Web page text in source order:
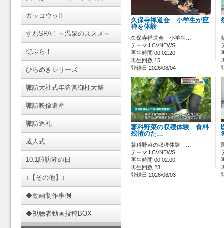
ガッコウゥ!!
すわSPA！～温泉のススメ～
街ぶら！
ひらめきシリーズ
諏訪大社式年造営御柱大祭
諏訪映像遺産
諏訪巡礼
成人式
10.1諏訪湖の日
↓【その他】↓
◆動画制作事例
◆視聴者動画投稿BOX
久保寺禅道会 小学生が座
禅を体験
久保寺禅道会 小学生…
テーマ LCVNEWS
再生時間 00:02:20
再生回数 15
登録日 2026/08/04
蓼科野菜の収穫体験 食料
残渣のた…
蓼科野菜の収穫体験 …
テーマ LCVNEWS
再生時間 00:02:00
再生回数 23
登録日 2026/08/03